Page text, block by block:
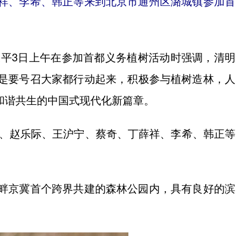
日上午在参加首都义务植树活动时强调，清明
号召大家都行动起来，积极参与植树造林，人
共生的中国式现代化新篇章。
乐际、王沪宁、蔡奇、丁薛祥、李希、韩正等
冀首个跨界共建的森林公园内，具有良好的滨